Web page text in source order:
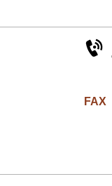
FAX